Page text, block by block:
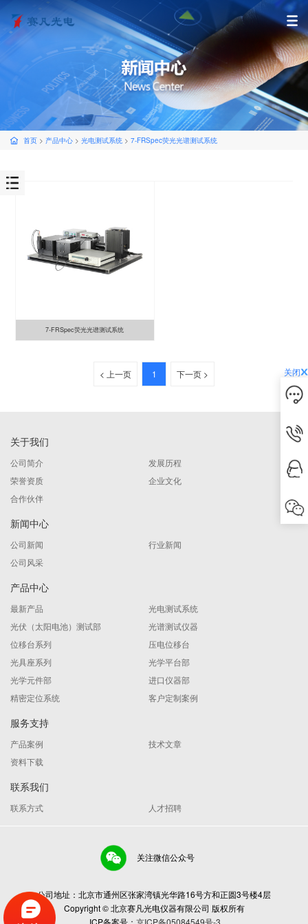
首页 > 产品中心 > 光电测试系统 > 7-FRSpec荧光光谱测试系统
7-FRSpec荧光光谱测试系统
< 上一页 1 下一页 >
关于我们
公司简介
发展历程
荣誉资质
企业文化
合作伙伴
新闻中心
公司新闻
行业新闻
公司风采
产品中心
最新产品
光电测试系统
光伏（太阳电池）测试部
光谱测试仪器
位移台系列
压电位移台
光具座系列
光学平台部
光学元件部
进口仪器部
精密定位系统
客户定制案例
服务支持
产品案例
技术文章
资料下载
联系我们
联系方式 人才招聘
关注微信公众号
公司地址：北京市通州区张家湾镇光华路16号方和正圆3号楼4层
Copyright © 北京赛凡光电仪器有限公司 版权所有
ICP备案号： 京ICP备05084549号-3
关闭